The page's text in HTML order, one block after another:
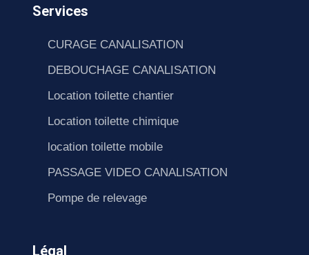
Services
CURAGE CANALISATION
DEBOUCHAGE CANALISATION
Location toilette chantier
Location toilette chimique
location toilette mobile
PASSAGE VIDEO CANALISATION
Pompe de relevage
Légal